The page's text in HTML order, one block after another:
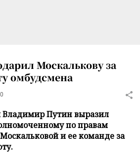
Москалькову за
омбудсмена
0
Владимир Путин выразил
по правам
и ее команде за